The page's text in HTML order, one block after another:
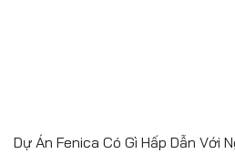
Dự Án Fenica Có Gì Hấp Dẫn Với